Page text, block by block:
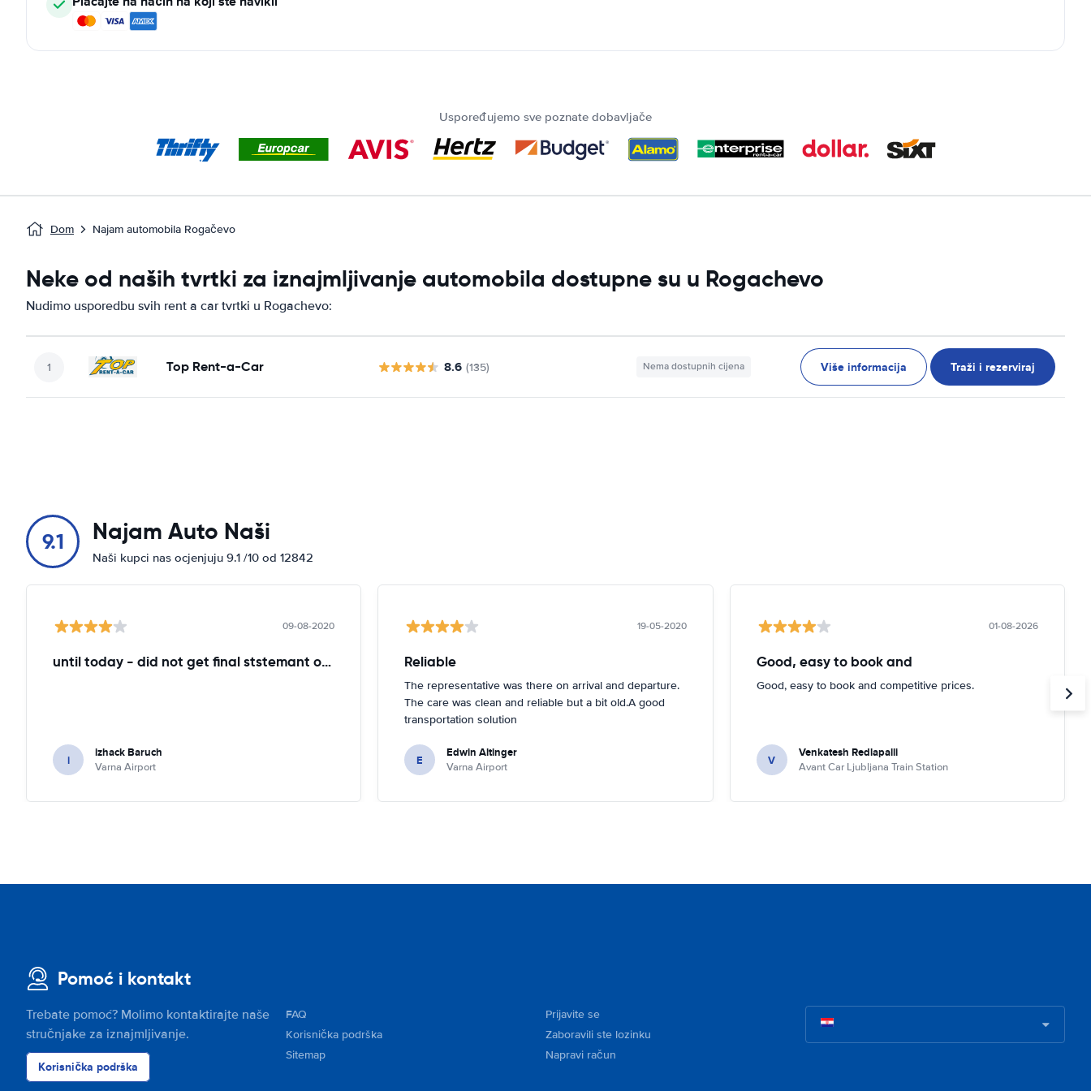
Uspoređujemo sve poznate dobavljače
Dom Najam automobila Rogačevo
Neke od naših tvrtki za iznajmljivanje automobila dostupne su u Rogachevo
Nudimo usporedbu svih rent a car tvrtki u Rogachevo:
Top Rent-a-Car 8.6 (135) Nema dostupnih cijena Više informacija Traži i rezerviraj
9.1 Najam Auto Naši
Naši kupci nas ocjenjuju 9.1 /10 od 12842
09-08-2020
until today - did not get final ststemant of the rent !!
i izhack Baruch
Varna Airport
19-05-2020
Reliable
The representative was there on arrival and departure.
The care was clean and reliable but a bit old.A good
transportation solution
E Edwin Altinger
Varna Airport
01-08-2026
Good, easy to book and
Good, easy to book and competitive prices.
V Venkatesh Redlapalli
Avant Car Ljubljana Train Station
Pomoć i kontakt
Trebate pomoć? Molimo kontaktirajte naše
stručnjake za iznajmljivanje.
Korisnička podrška
FAQ
Korisnička podrška
Sitemap
Prijavite se
Zaboravili ste lozinku
Napravi račun